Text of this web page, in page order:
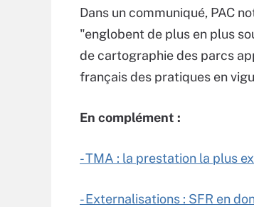
Dans un communiqué, PAC
"englobent de plus en plus
de cartographie des parcs
français des pratiques en
En complément :
- TMA : la prestation la plus
- Externalisations : SFR en